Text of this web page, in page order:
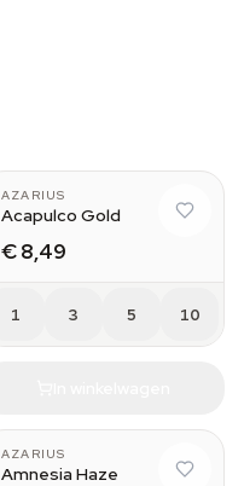
AZARIUS
Acapulco Gold
€ 8,49
1 3 5 10
AZARIUS
Amnesia Haze